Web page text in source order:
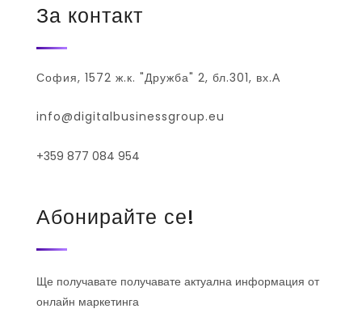
За контакт
София, 1572 ж.к. "Дружба" 2, бл.301, вх.А
info@digitalbusinessgroup.eu
+359 877 084 954
Абонирайте се!
Ще получавате получавате актуална информация от
онлайн маркетинга